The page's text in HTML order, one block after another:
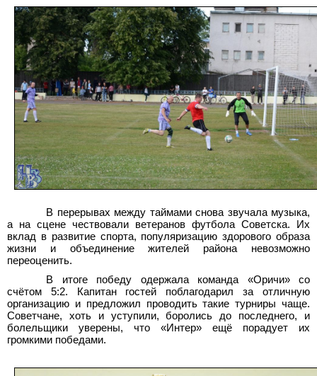
В перерывах между таймами снова звучала музыка,
а на сцене чествовали ветеранов футбола Советска. Их
вклад в развитие спорта, популяризацию здорового образа
жизни и объединение жителей района невозможно
переоценить.
В итоге победу одержала команда «Оричи» со
счётом 5:2. Капитан гостей поблагодарил за отличную
организацию и предложил проводить такие турниры чаще.
Советчане, хоть и уступили, боролись до последнего, и
болельщики уверены, что «Интер» ещё порадует их
громкими победами.